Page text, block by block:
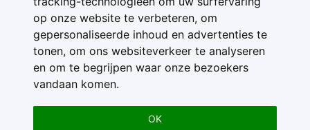
op onze website te verbeteren, om
gepersonaliseerde inhoud en advertenties te
tonen, om ons websiteverkeer te analyseren
en om te begrijpen waar onze bezoekers
vandaan komen.
OK
Contact
Feedback
Nieuwsbrief
Adverteren
Gebruikersvoorwaarden
Privacy Statement